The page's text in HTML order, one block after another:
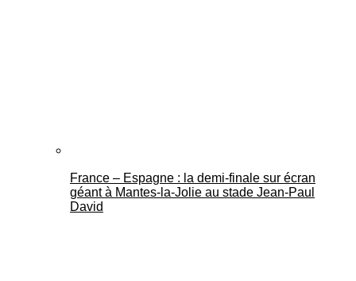
France – Espagne : la demi-finale sur écran
géant à Mantes-la-Jolie au stade Jean-Paul
David